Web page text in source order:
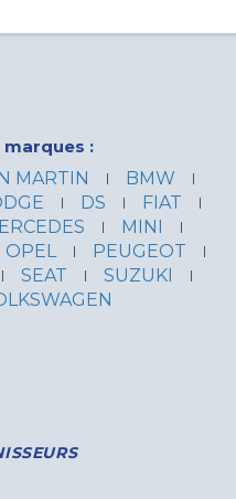
marques :
MARTIN
BMW
DS
FIAT
MINI
OPEL
PEUGEOT
SEAT
SUZUKI